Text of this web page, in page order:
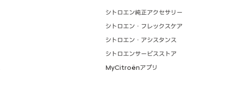
シトロエン純正アクセサリー
シトロエン・フレックスケア
シトロエン・アシスタンス
シトロエンサービスストア
MyCitroënアプリ